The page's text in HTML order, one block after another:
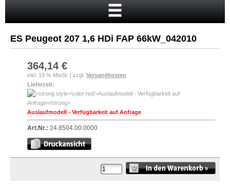
Mein Konto
Neukunde?
Kasse
Anmelden
ES Peugeot 207 1,6 HDi FAP 66kW_042010
364,14 €
inkl. 19 % MwSt. | zzgl. Versandkosten
Lieferzeit:
Auslaufmodell - Verfügbarkeit auf Anfrage
Art.Nr.: 24.8504.00.0000